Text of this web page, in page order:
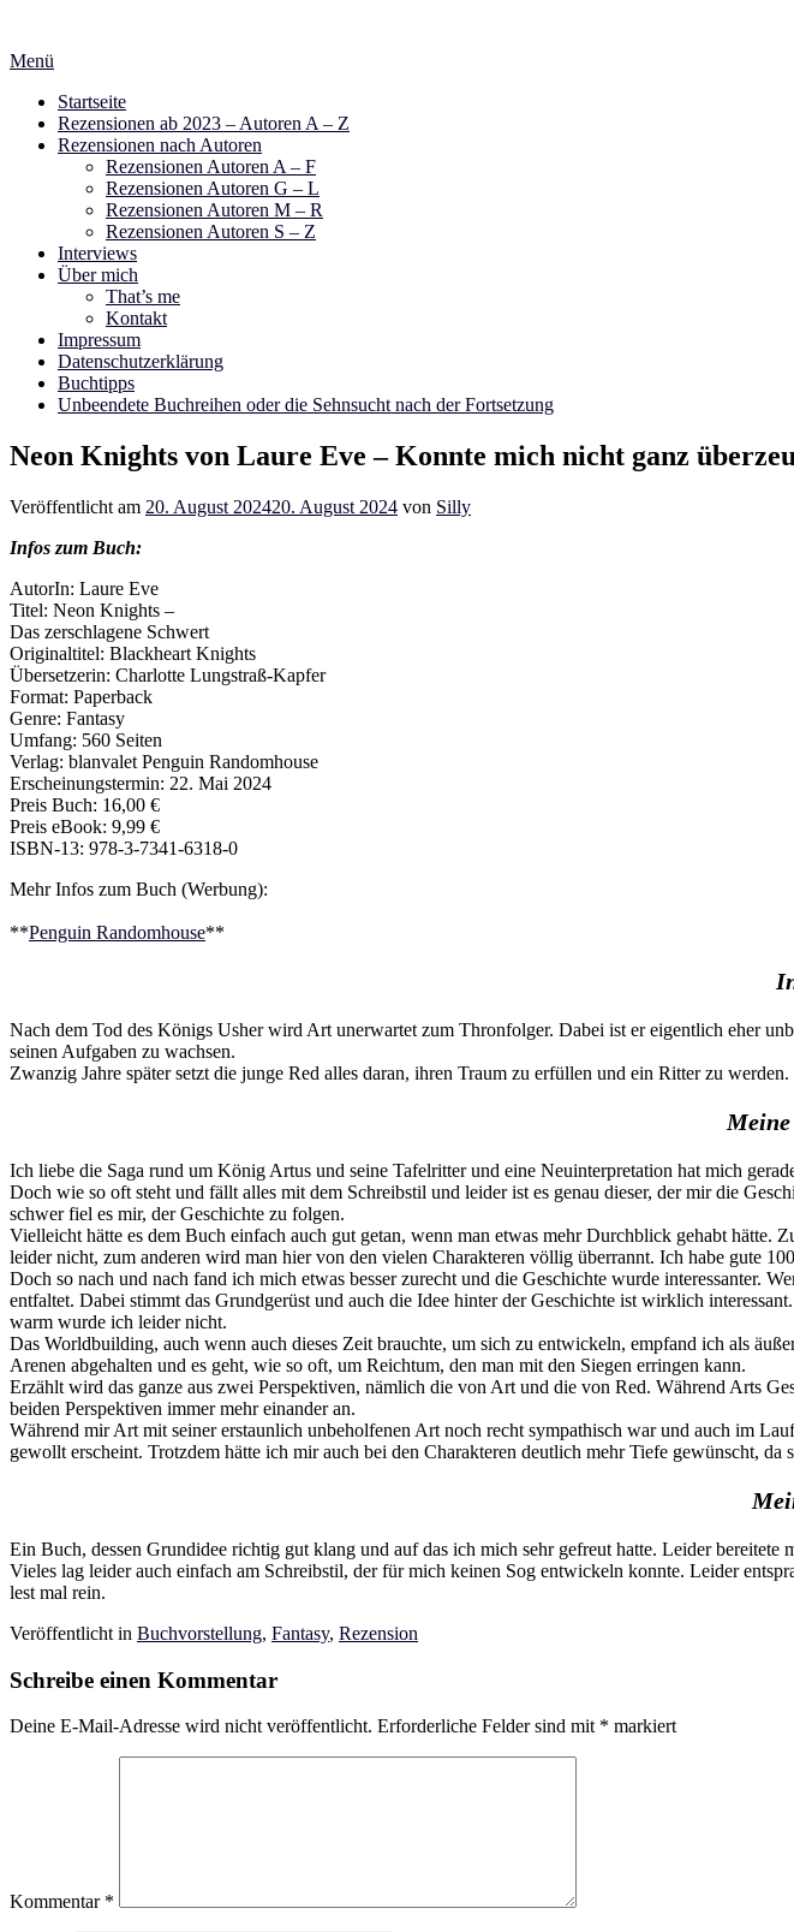
springen
Menü
Startseite
Rezensionen ab 2023 – Autoren A – Z
Rezensionen nach Autoren
Rezensionen Autoren A – F
Rezensionen Autoren G – L
Rezensionen Autoren M – R
Rezensionen Autoren S – Z
Interviews
Über mich
That’s me
Kontakt
Impressum
Datenschutzerklärung
Buchtipps
Unbeendete Buchreihen oder die Sehnsucht nach der Fortsetzung
Neon Knights von Laure Eve – Konnte mich nicht ganz
Veröffentlicht am 20. August 202420. August 2024 von Silly
Infos zum Buch:
AutorIn: Laure Eve
Titel: Neon Knights –
Das zerschlagene Schwert
Originaltitel: Blackheart Knights
Übersetzerin: Charlotte Lungstraß-Kapfer
Format: Paperback
Genre: Fantasy
Umfang: 560 Seiten
Verlag: blanvalet Penguin Randomhouse
Erscheinungstermin: 22. Mai 2024
Preis Buch: 16,00 €
Preis eBook: 9,99 €
ISBN-13: 978-3-7341-6318-0
Mehr Infos zum Buch (Werbung):
**Penguin Randomhouse**
Nach dem Tod des Königs Usher wird Art unerwartet zum Thronfolger. Dabei ist er eigentlich eher
seinen Aufgaben zu wachsen.
Zwanzig Jahre später setzt die junge Red alles daran, ihren Traum zu erfüllen und ein Ritter zu
Ich liebe die Saga rund um König Artus und seine Tafelritter und eine Neuinterpretation hat mich
Doch wie so oft steht und fällt alles mit dem Schreibstil und leider ist es genau dieser, der mir die
schwer fiel es mir, der Geschichte zu folgen.
Vielleicht hätte es dem Buch einfach auch gut getan, wenn man etwas mehr Durchblick gehabt
leider nicht, zum anderen wird man hier von den vielen Charakteren völlig überrannt. Ich habe gute
Doch so nach und nach fand ich mich etwas besser zurecht und die Geschichte wurde interessanter.
entfaltet. Dabei stimmt das Grundgerüst und auch die Idee hinter der Geschichte ist wirklich
warm wurde ich leider nicht.
Das Worldbuilding, auch wenn auch dieses Zeit brauchte, um sich zu entwickeln, empfand ich als
Arenen abgehalten und es geht, wie so oft, um Reichtum, den man mit den Siegen erringen kann.
Erzählt wird das ganze aus zwei Perspektiven, nämlich die von Art und die von Red. Während Arts
beiden Perspektiven immer mehr einander an.
Während mir Art mit seiner erstaunlich unbeholfenen Art noch recht sympathisch war und auch im
gewollt erscheint. Trotzdem hätte ich mir auch bei den Charakteren deutlich mehr Tiefe gewünscht, da
Ein Buch, dessen Grundidee richtig gut klang und auf das ich mich sehr gefreut hatte. Leider
Vieles lag leider auch einfach am Schreibstil, der für mich keinen Sog entwickeln konnte. Leider
lest mal rein.
Veröffentlicht in Buchvorstellung, Fantasy, Rezension
Schreibe einen Kommentar
Deine E-Mail-Adresse wird nicht veröffentlicht. Erforderliche Felder sind mit * markiert
Kommentar *